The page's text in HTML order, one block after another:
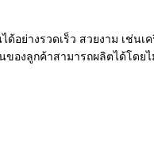
ย่างรวดเร็ว สวยงาม เช่นเ
ของลูกค้าสามารถผลิตได้โด